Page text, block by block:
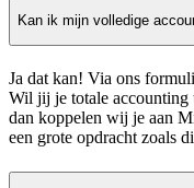
Kan ik mijn volledige
Ja dat kan! Via ons
Wil jij je totale accounting
dan koppelen wij je aan
een grote opdracht zoals